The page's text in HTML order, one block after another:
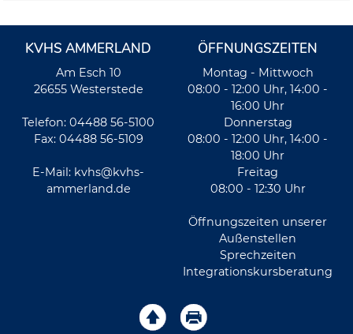
KVHS AMMERLAND
Am Esch 10
26655 Westerstede
Telefon: 04488 56-5100
Fax: 04488 56-5109
E-Mail: kvhs@kvhs-
ammerland.de
ÖFFNUNGSZEITEN
Montag - Mittwoch
08:00 - 12:00 Uhr, 14:00 -
16:00 Uhr
Donnerstag
08:00 - 12:00 Uhr, 14:00 -
18:00 Uhr
Freitag
08:00 - 12:30 Uhr
Öffnungszeiten unserer
Außenstellen
Sprechzeiten
Integrationskursberatung